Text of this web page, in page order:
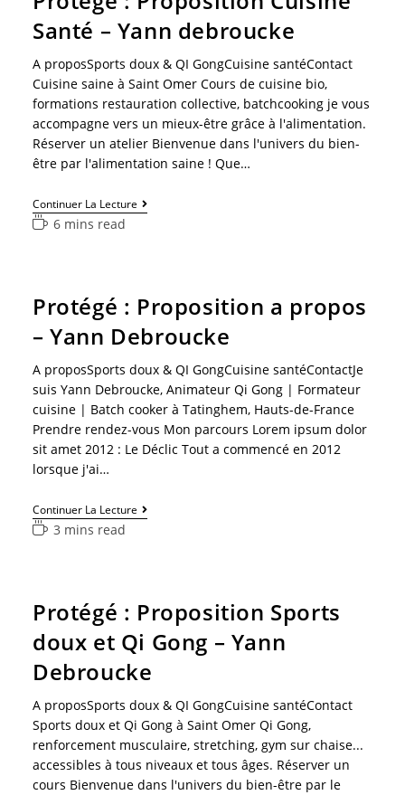
Santé – Yann debroucke
A proposSports doux & QI GongCuisine santéContact
Cuisine saine à Saint Omer Cours de cuisine bio,
formations restauration collective, batchcooking je vous
accompagne vers un mieux-être grâce à l'alimentation.
Réserver un atelier Bienvenue dans l'univers du bien-
être par l'alimentation saine ! Que…
Continuer La Lecture
6 mins read
Protégé : Proposition a propos
– Yann Debroucke
A proposSports doux & QI GongCuisine santéContactJe
suis Yann Debroucke, Animateur Qi Gong | Formateur
cuisine | Batch cooker à Tatinghem, Hauts-de-France
Prendre rendez-vous Mon parcours Lorem ipsum dolor
sit amet 2012 : Le Déclic Tout a commencé en 2012
lorsque j'ai…
Continuer La Lecture
3 mins read
Protégé : Proposition Sports
doux et Qi Gong – Yann
Debroucke
A proposSports doux & QI GongCuisine santéContact
Sports doux et Qi Gong à Saint Omer Qi Gong,
renforcement musculaire, stretching, gym sur chaise...
accessibles à tous niveaux et tous âges. Réserver un
cours Bienvenue dans l'univers du bien-être par le